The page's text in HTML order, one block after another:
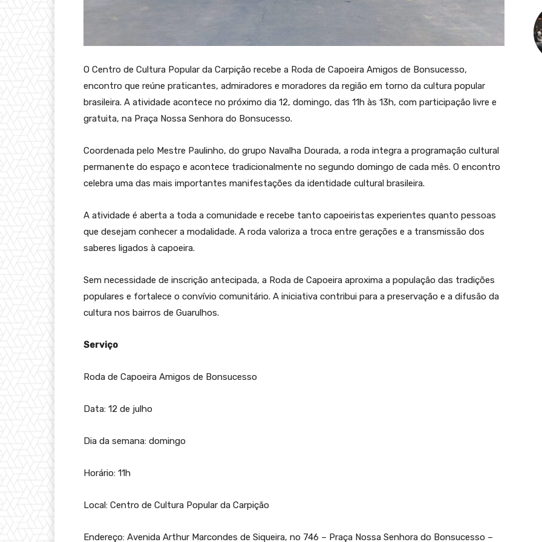
O Centro de Cultura Popular da Carpição recebe a Roda de Capoeira Amigos de Bonsucesso,
encontro que reúne praticantes, admiradores e moradores da região em torno da cultura popular
brasileira. A atividade acontece no próximo dia 12, domingo, das 11h às 13h, com participação livre e
gratuita, na Praça Nossa Senhora do Bonsucesso.
Coordenada pelo Mestre Paulinho, do grupo Navalha Dourada, a roda integra a programação cultural
permanente do espaço e acontece tradicionalmente no segundo domingo de cada mês. O encontro
celebra uma das mais importantes manifestações da identidade cultural brasileira.
A atividade é aberta a toda a comunidade e recebe tanto capoeiristas experientes quanto pessoas
que desejam conhecer a modalidade. A roda valoriza a troca entre gerações e a transmissão dos
saberes ligados à capoeira.
Sem necessidade de inscrição antecipada, a Roda de Capoeira aproxima a população das tradições
populares e fortalece o convívio comunitário. A iniciativa contribui para a preservação e a difusão da
cultura nos bairros de Guarulhos.
Serviço
Roda de Capoeira Amigos de Bonsucesso
Data: 12 de julho
Dia da semana: domingo
Horário: 11h
Local: Centro de Cultura Popular da Carpição
Endereço: Avenida Arthur Marcondes de Siqueira, no 746 – Praça Nossa Senhora do Bonsucesso –